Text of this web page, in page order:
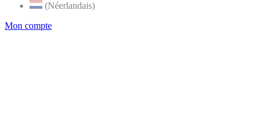
(Néerlandais)
Mon compte